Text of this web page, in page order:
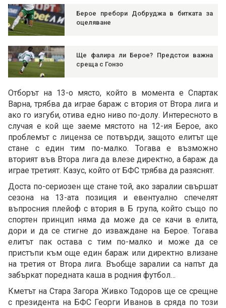
Берое пребори Добруджа в битката за
оцеляване
Ще фалира ли Берое? Предстои важна
среща с Гонзо
Отборът на 13-о място, който в момента е Спартак
Варна, трябва да играе бараж с втория от Втора лига и
ако го изгуби, отива едно ниво по-долу. Интересното в
случая е кой ще заеме мястото на 12-ия Берое, ако
проблемът с лиценза се потвърди, защото елитът ще
стане с един тим по-малко. Тогава е възможно
вторият във Втора лига да влезе директно, а бараж да
играе третият. Казус, който от БФС трябва да разяснят.
Доста по-сериозен ще стане той, ако заралии свършат
сезона на 13-ата позиция и евентуално спечелят
въпросния плейоф с втория в Б група, който също по
спортен принцип няма да може да се качи в елита,
дори и да се стигне до изваждане на Берое. Тогава
елитът пак остава с тим по-малко и може да се
пристъпи към още един бараж или директно влизане
на третия от Втора лига. Въобще заралии са напът да
забъркат поредната каша в родния футбол…
Кметът на Стара Загора Живко Тодоров ще се срещне
с президента на БФС Георги Иванов в сряда по този